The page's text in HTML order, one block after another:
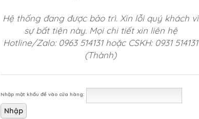
Hệ thống đang được bảo trì. Xin lỗi quý khách vì
sự bất tiện này. Mọi chi tiết xin liên hệ
Hotline/Zalo: 0963 514131 hoặc CSKH: 0931 514131
(Thành)
Nhập mật khẩu để vào cửa hàng: